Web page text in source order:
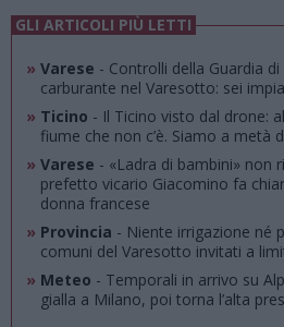
GLI ARTICOLI PIÙ LETTI
» Varese - Controlli della Guardia
carburante nel Varesotto: sei
» Ticino - Il Ticino visto dal drone:
fiume che non c’è. Siamo a metà
» Varese - «Ladra di bambini» non
prefetto vicario Giacomino fa
donna francese
» Provincia - Niente irrigazione né
comuni del Varesotto invitati a
» Meteo - Temporali in arrivo su
gialla a Milano, poi torna l’alta